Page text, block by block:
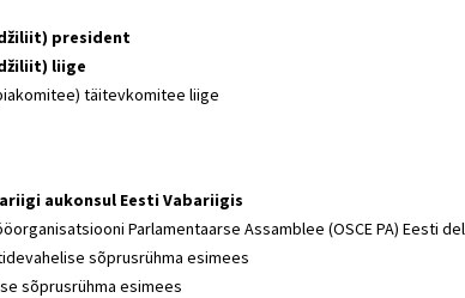
president
liige
täitevkomitee liige
aukonsul Eesti Vabariigis
Parlamentaarse Assamblee (OSCE PA) Eesti
sõprusrühma esimees
sõprusrühma esimees